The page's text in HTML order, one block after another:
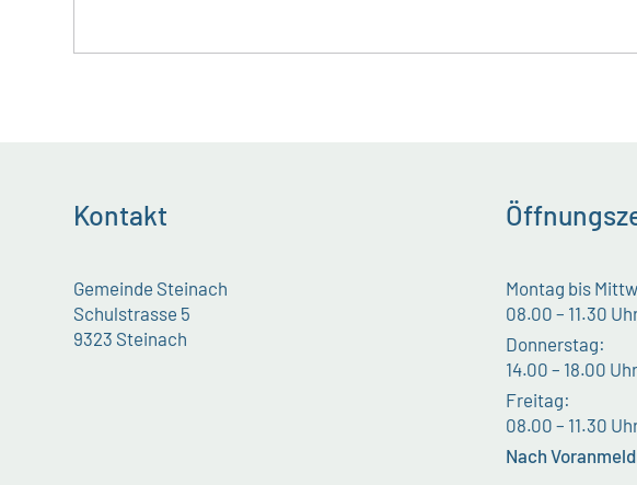
Kontakt
Gemeinde Steinach
Schulstrasse 5
9323 Steinach
Montag bis
08.00 – 11.30
Donnerstag:
14.00 – 18.00 Uhr
Freitag:
08.00 – 11.30
Nach